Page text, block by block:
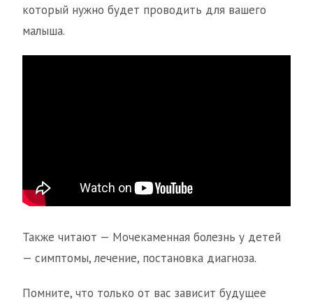
который нужно будет проводить для вашего
малыша.
Также читают — Мочекаменная болезнь у детей
— симптомы, лечение, постановка диагноза.
Помните, что только от вас зависит будущее